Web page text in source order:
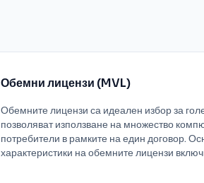
Обемни лицензи (MVL)
Обемните лицензи са идеален избор за
позволяват използване на множество
потребители в рамките на един договор.
характеристики на обемните лицензи